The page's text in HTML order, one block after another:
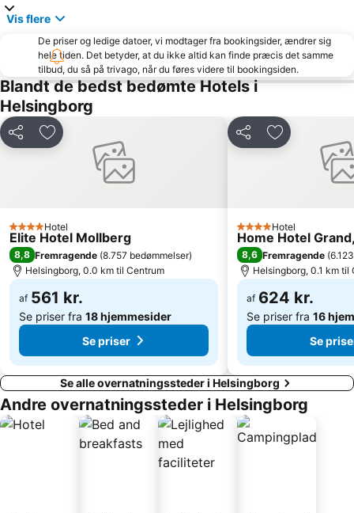
Dyrehaven
Christiansborg Palace
Kullabergs naturreservat och Naturum
Söderåsens Nationalpark
Frederiksberg Centret
Rødovre Centrum
Gilleleje Veststrand
Smidstrup Strand
Brøndby Stadion
Amalienborg Slot
Home of Carlsberg
Fredensborg slot
Vis flere
De priser og ledige datoer, vi modtager fra bookingsider, ændrer sig
hele tiden. Det betyder, at du ikke altid kan finde præcis det samme
tilbud, du så på trivago, når du føres videre til bookingsiden.
Blandt de bedst bedømte Hotels i
Helsingborg
Del Føj til favoritter
4 Stjerner
Hotel
Elite Hotel Mollberg
8,8 Fremragende (8.757 bedømmelser)
Helsingborg, 0.0 km til Centrum
af 561 kr.
Se priser fra 18 hjemmesider
Se priser
Del Føj til
4 Stjerner
Hotel
Home Hotel
8,6 Fremragende (
Helsingborg, 0.1 km til
af 624 kr.
Se priser fra 16
Se
Se alle overnatningssteder i Helsingborg
Andre overnatningssteder i Helsingborg